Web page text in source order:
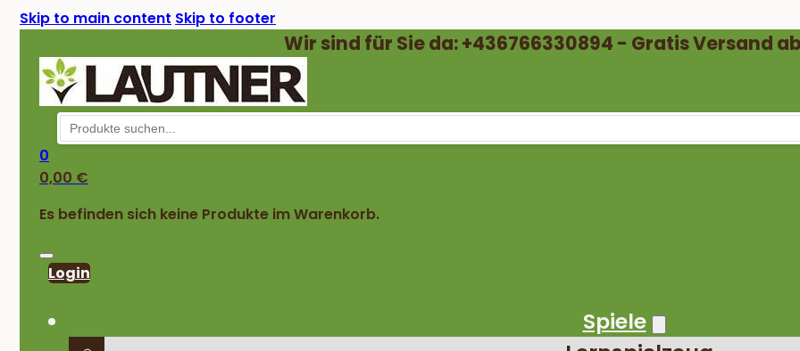
Skip to main content Skip to footer
Wir sind für Sie da: +436766330894 - Gratis Versand
0
0,00 €
Es befinden sich keine Produkte im Warenkorb.
Login
Spiele